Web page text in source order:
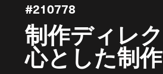
#210778
制作ディレ
心とした制